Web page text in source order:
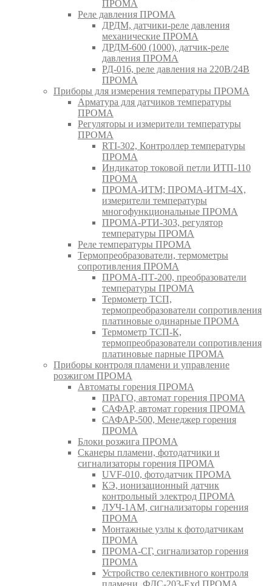
ПРОМА
Реле давления ПРОМА
ДРДМ, датчики-реле давления
механические ПРОМА
ДРДМ-600 (1000), датчик-реле
давления ПРОМА
РД-016, реле давления на 220В/24В
ПРОМА
Приборы для измерения температуры ПРОМА
Арматура для датчиков температуры
ПРОМА
Регуляторы и измерители температуры
ПРОМА
RTI-302, Контроллер температуры
ПРОМА
Индикатор токовой петли ИТП-110
ПРОМА
ПРОМА-ИТМ; ПРОМА-ИТМ-4Х,
измерители температуры
многофункциональные ПРОМА
ПРОМА-РТИ-303, регулятор
температуры ПРОМА
Реле температуры ПРОМА
Термопреобразователи, термометры
сопротивления ПРОМА
ПРОМА-ПТ-200, преобразователи
температуры ПРОМА
Термометр ТСП,
термопреобразователи сопротивления
платиновые одинарные ПРОМА
Термометр ТСП-К,
термопреобразователи сопротивления
платиновые парные ПРОМА
Приборы контроля пламени и управление
розжигом ПРОМА
Автоматы горения ПРОМА
ПРАГО, автомат горения ПРОМА
САФАР, автомат горения ПРОМА
САФАР-500, Менеджер горения
ПРОМА
Блоки розжига ПРОМА
Сканеры пламени, фотодатчики и
сигнализаторы горения ПРОМА
UVF-010, фотодатчик ПРОМА
КЭ, ионизационный датчик
контрольный электрод ПРОМА
ЛУЧ-1АМ, сигнализаторы горения
ПРОМА
Монтажные узлы к фотодатчикам
ПРОМА
ПРОМА-СГ, сигнализатор горения
ПРОМА
Устройство селективного контроля
пламени, ФДС-203-Exd ПРОМА